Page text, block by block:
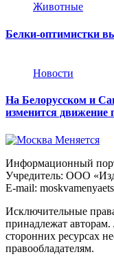
Животные
Белки-оптимистки
Новости
На Белорусском и
изменится движение
Информационный
Учредитель: ООО
E-mail:
Исключительные
принадлежат
сторонних ресурсах
правообладателям.